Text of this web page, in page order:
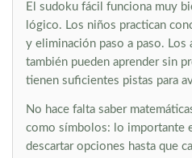
El sudoku fácil funciona muy
lógico. Los niños practican
y eliminación paso a paso. Los
también pueden aprender sin
tienen suficientes pistas para
No hace falta saber
como símbolos: lo importante
descartar opciones hasta que